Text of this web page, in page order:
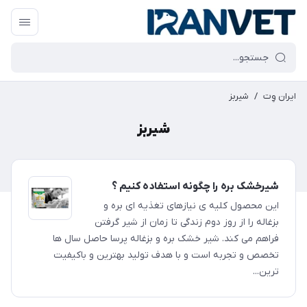
ایران وِت / شیربز
شیربز
شیرخشک بره را چگونه استفاده کنیم ؟
این محصول کلیه ی نیازهای تغذیه ای بره و
بزغاله را از روز دوم زندگی تا زمان از شیر گرفتن
فراهم می کند. شیر خشک بره و بزغاله پرسا حاصل سال ها
تخصص و تجربه است و با هدف تولید بهترین و باکیفیت
ترین...